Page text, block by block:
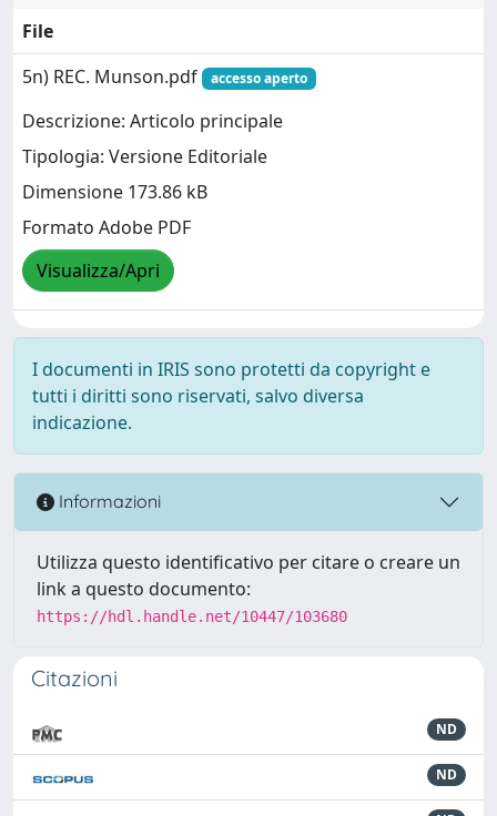
File
5n) REC. Munson.pdf
accesso aperto
Descrizione: Articolo principale
Tipologia: Versione Editoriale
Dimensione 173.86 kB
Formato Adobe PDF
Visualizza/Apri
I documenti in IRIS sono protetti da copyright e
tutti i diritti sono riservati, salvo diversa
indicazione.
Informazioni
Utilizza questo identificativo per citare o creare un
link a questo documento:
https://hdl.handle.net/10447/103680
Citazioni
ND
ND